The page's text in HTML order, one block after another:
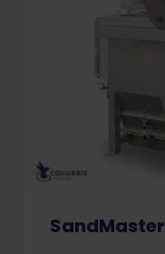
SandMaster